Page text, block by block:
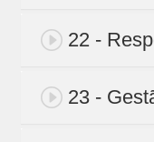
22 -
23 -